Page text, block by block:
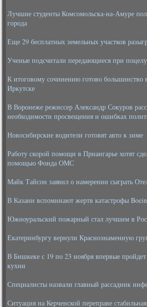
Лучшие студенты Комсомольска-на-Амуре
города
Еще 29 бесплатных земельных участков
Ученые подсчитали передающиеся при
К итоговому сочинению готово большинство
Иркутске
В Воронеже режиссер Александр Сокуров
необходимости просвещения и ошибках
Новосибирские водители готовят авто к зиме
Работу скорой помощи в Приангарье хотят
помощью Фонда ОМС
Майк Тайсон заявил о намерении сыграть
В Казани вспоминают жертв катастрофы
Южноуральский пожарный стал лучшим в
Екатеринбургу вернули Краснознаменную
В Бишкеке с 19 по 23 ноября впервые пройдет
кухни
Специалисты назвали главный рассадник
Ситуация на Керченской переправе